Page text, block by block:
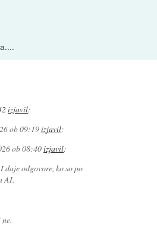
izjavil:
ob 09:19izjavil:
ob 08:40izjavil:
daje odgovore, ko so po
AI.